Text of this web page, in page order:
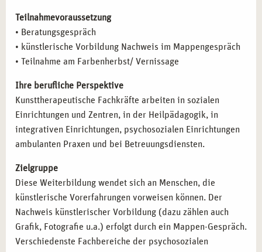
einem Therapeuten, der mit künstlerischen Methoden
tiefgreifende Veränderungen bei Klienten ermöglicht.
Teilnahmevoraussetzung
• Beratungsgespräch
• künstlerische Vorbildung Nachweis im Mappengespräch
• Teilnahme am Farbenherbst/ Vernissage
Ihre berufliche Perspektive
Kunsttherapeutische Fachkräfte arbeiten in sozialen
Einrichtungen und Zentren, in der Heilpädagogik, in
integrativen Einrichtungen, psychosozialen Einrichtungen
ambulanten Praxen und bei Betreuungsdiensten.
Zielgruppe
Diese Weiterbildung wendet sich an Menschen, die
künstlerische Vorerfahrungen vorweisen können. Der
Nachweis künstlerischer Vorbildung (dazu zählen auch
Grafik, Fotografie u.a.) erfolgt durch ein Mappen-Gespräch.
Verschiedenste Fachbereiche der psychosozialen